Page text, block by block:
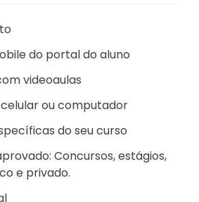
do portal do aluno
videoaulas
ou computador
do seu curso
Concursos, estágios,
e privado.